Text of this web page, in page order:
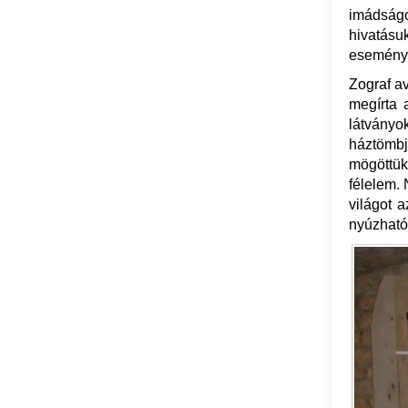
Zograf
megírta
félelem.
világot